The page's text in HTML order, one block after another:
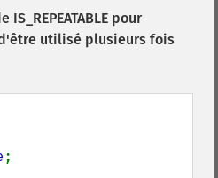
pour
utilisé plusieurs fois
;